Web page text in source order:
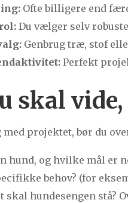
Ofte billigere end
Du vælger selv
Genbrug træ, stof
Perfekt
skal
med projektet, bør du
hund, og hvilke mål er
behov? (for
skal hundesengen stå?